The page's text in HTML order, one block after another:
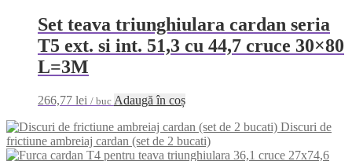
Set teava triunghiulara cardan seria
T5 ext. si int. 51,3 cu 44,7 cruce 30×80
L=3M
266,77 lei / buc Adaugă în coș
Discuri de
frictiune ambreiaj cardan (set de 2 bucati)